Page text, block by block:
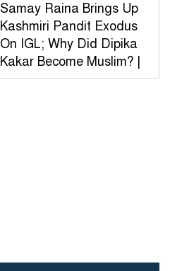
Samay Raina Brings Up
Kashmiri Pandit Exodus
On IGL; Why Did Dipika
Kakar Become Muslim? |